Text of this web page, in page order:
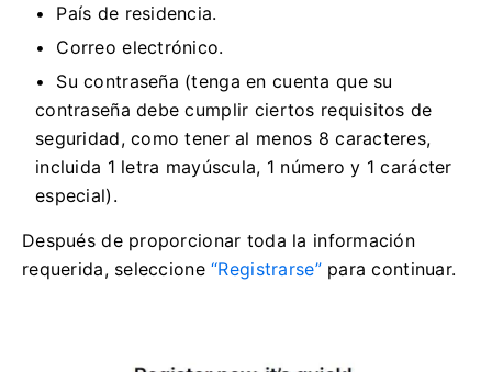
País de residencia.
Correo electrónico.
Su contraseña (tenga en cuenta que su
contraseña debe cumplir ciertos requisitos de
seguridad, como tener al menos 8 caracteres,
incluida 1 letra mayúscula, 1 número y 1 carácter
especial).
Después de proporcionar toda la información
requerida, seleccione“Registrarse”para continuar.